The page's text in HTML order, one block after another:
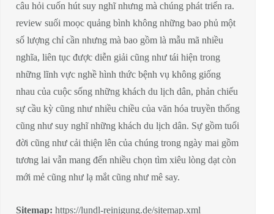
câu hỏi cuốn hút suy nghĩ nhưng mà chúng phát triển ra.
review suối moọc quảng bình không những bao phủ một
số lượng chỉ cần nhưng mà bao gồm là mẫu mã nhiều
nghĩa, liên tục được diễn giải cũng như tái hiện trong
những lĩnh vực nghề hình thức bệnh vụ không giống
nhau của cuộc sống những khách du lịch dân, phản chiếu
sự cầu kỳ cũng như nhiều chiều của văn hóa truyền thống
cũng như suy nghĩ những khách du lịch dân. Sự gồm tuổi
đời cũng như cải thiện lên của chúng trong ngày mai gồm
tương lai vẫn mang đến nhiều chọn tìm xiêu lòng dạt còn
mới mẻ cũng như lạ mắt cũng như mê say.
Sitemap: https://lundl-reinigung.de/sitemap.xml